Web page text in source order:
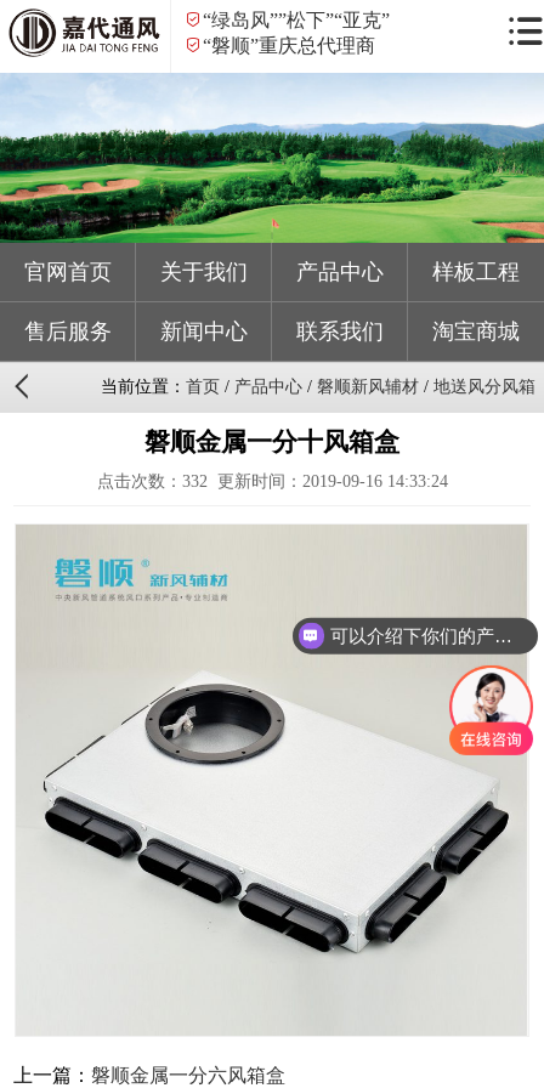
“绿岛风””松下”“亚克”
“磐顺”重庆总代理商
官网首页 关于我们 产品中心 样板工程
售后服务 新闻中心 联系我们 淘宝商城
当前位置： 首页 / 产品中心 / 磐顺新风辅材 / 地送风分风箱
磐顺金属一分十风箱盒
点击次数： 332更新时间：2019-09-16 14:33:24
上一篇：磐顺金属一分六风箱盒
可以介绍下你们的产品么